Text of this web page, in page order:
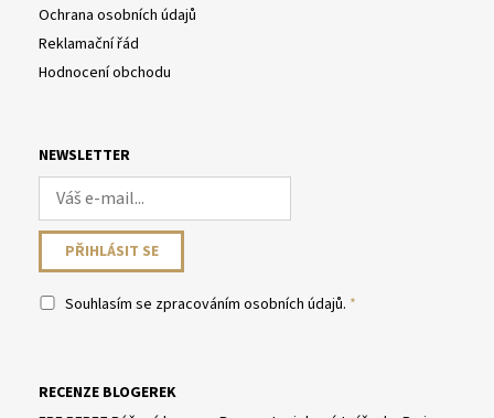
Ochrana osobních údajů
Reklamační řád
Hodnocení obchodu
NEWSLETTER
Souhlasím se zpracováním osobních údajů.
RECENZE BLOGEREK